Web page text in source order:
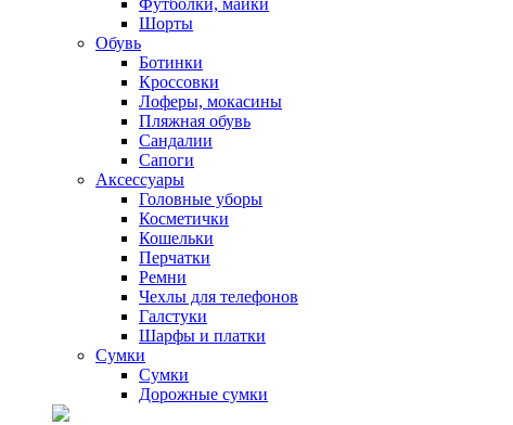
Футболки, майки
Шорты
Обувь
Ботинки
Кроссовки
Лоферы, мокасины
Пляжная обувь
Сандалии
Сапоги
Аксессуары
Головные уборы
Косметички
Кошельки
Перчатки
Ремни
Чехлы для телефонов
Галстуки
Шарфы и платки
Сумки
Сумки
Дорожные сумки